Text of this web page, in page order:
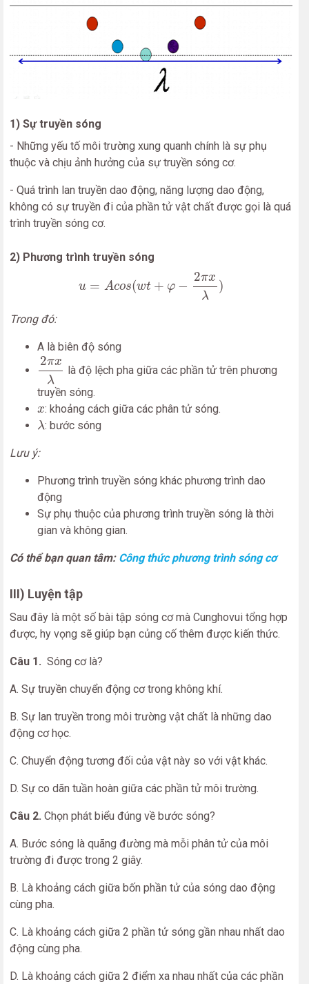
1) Sự truyền sóng
- Những yếu tố môi trường xung quanh chính là sự phụ
thuộc và chịu ảnh hưởng của sự truyền sóng cơ.
- Quá trình lan truyền dao động, năng lượng dao động,
không có sự truyền đi của phần tử vật chất được gọi là quá
trình truyền sóng cơ.
2) Phương trình truyền sóng
u = Acos(wt + φ −
2πx
λ
)
)
Trong đó:
A là biên độ sóng
2πx
λ
2πxλ
là độ lệch pha giữa các phần tử trên phương
truyền sóng.
x
x: khoảng cách giữa các phân tử sóng.
λ
λ: bước sóng
Lưu ý:
Phương trình truyền sóng khác phương trình dao
động
Sự phụ thuộc của phương trình truyền sóng là thời
gian và không gian.
Có thể bạn quan tâm: Công thức phương trình sóng cơ
III) Luyện tập
Sau đây là một số bài tập sóng cơ mà Cunghovui tổng hợp
được, hy vọng sẽ giúp bạn củng cố thêm được kiến thức.
Câu 1. Sóng cơ là?
A. Sự truyền chuyển động cơ trong không khí.
B. Sự lan truyền trong môi trường vật chất là những dao
động cơ học.
C. Chuyển động tương đối của vật này so với vật khác.
D. Sự co dãn tuần hoàn giữa các phần tử môi trường.
Câu 2. Chọn phát biểu đúng về bước sóng?
A. Bước sóng là quãng đường mà mỗi phân tử của môi
trường đi được trong 2 giây.
B. Là khoảng cách giữa bốn phần tử của sóng dao động
cùng pha.
C. Là khoảng cách giữa 2 phần tử sóng gần nhau nhất dao
động cùng pha.
D. Là khoảng cách giữa 2 điểm xa nhau nhất của các phần